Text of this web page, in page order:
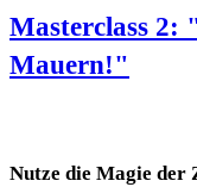
Masterclass 2:
Mauern!"
Nutze die Magie der